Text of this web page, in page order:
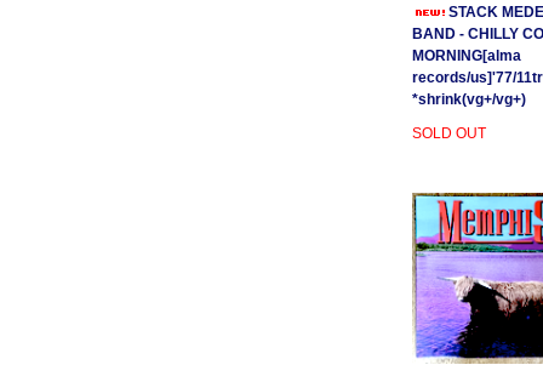
STACK
BAND - CHILLY
MORNING[alma
records/us]'77/
*shrink(vg+/vg+)
SOLD OUT